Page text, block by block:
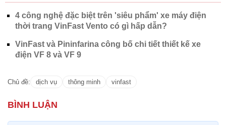
4 công nghệ đặc biệt trên 'siêu phẩm' xe máy điện
thời trang VinFast Vento có gì hấp dẫn?
VinFast và Pininfarina công bố chi tiết thiết kế xe
điện VF 8 và VF 9
Chủ đề: dịch vụ thông minh vinfast